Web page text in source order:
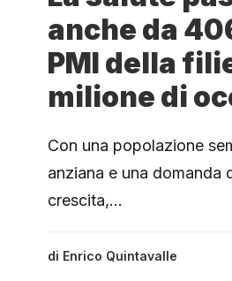
anche da
PMI della
milione di
Con una popolazione
anziana e una domanda
crescita,…
di Enrico Quintavalle